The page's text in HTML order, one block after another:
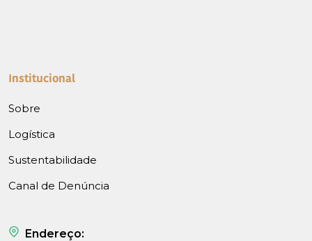
Institucional
Sobre
Logística
Sustentabilidade
Canal de Denúncia
Endereço: